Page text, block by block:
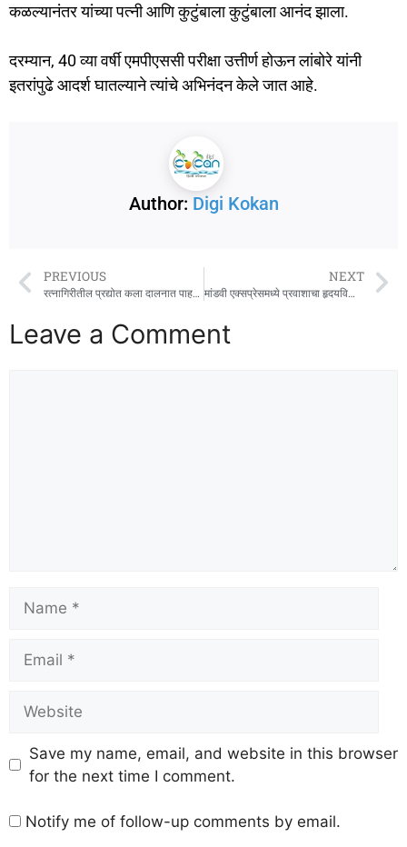
कळल्यानंतर यांच्या पत्नी आणि कुटुंबाला कुटुंबाला आनंद झाला.
दरम्यान, 40 व्या वर्षी एमपीएससी परीक्षा उत्तीर्ण होऊन लांबोरे यांनी
इतरांपुढे आदर्श घातल्याने त्यांचे अभिनंदन केले जात आहे.
Author: Digi Kokan
PREVIOUS
रत्नागिरीतील प्रद्योत कला दालनात पाहता येणार निसर्गातील ‘ऋतुरंग’
NEXT
मांडवी एक्सप्रेसमध्ये प्रवाशाचा हृदयविकाराने मृत्यू
Leave a Comment
Save my name, email, and website in this browser
for the next time I comment.
Notify me of follow-up comments by email.